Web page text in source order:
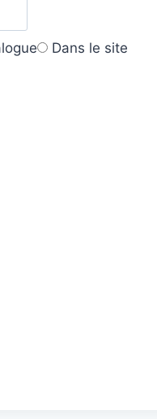
Dans le site